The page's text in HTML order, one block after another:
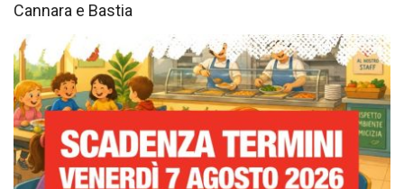
Cannara e Bastia